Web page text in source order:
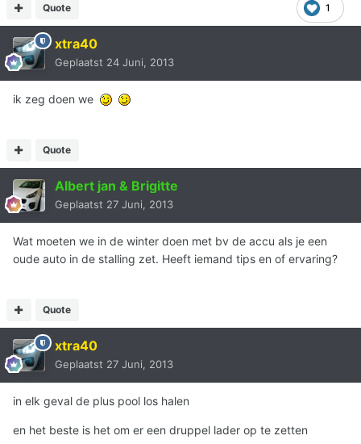
1
Quote
xtra40
Geplaatst 24 Juni, 2013
ik zeg doen we
Quote
Albert jan & Brigitte
Geplaatst 27 Juni, 2013
Wat moeten we in de winter doen met bv de accu als je een
oude auto in de stalling zet. Heeft iemand tips en of ervaring?
Quote
xtra40
Geplaatst 27 Juni, 2013
in elk geval de plus pool los halen
en het beste is het om er een druppel lader op te zetten